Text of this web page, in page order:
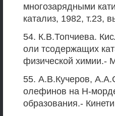
многозарядными
катализ, 1982, т.23,
54. К.В.Топчиева.
оли тсодержащих
физической химии.-
55. А.В.Кучеров,
олефинов на Н-
образования.-